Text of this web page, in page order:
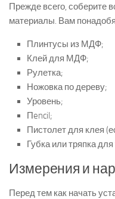
Прежде всего, соберите
материалы. Вам
Плинтусы из МДФ;
Клей для МДФ;
Рулетка;
Ножовка по дереву;
Уровень;
Пencil;
Пистолет для клея
Губка или тряпка
Измерения и
Перед тем как начать